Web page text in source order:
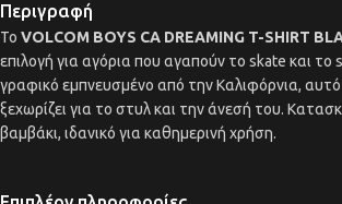
Περιγραφή
Το VOLCOM BOYS CA DREAMING T-SHIRT
επιλογή για αγόρια που αγαπούν το skate και
γραφικό εμπνευσμένο από την Καλιφόρνια,
ξεχωρίζει για το στυλ και την άνεσή του.
βαμβάκι, ιδανικό για καθημερινή χρήση.